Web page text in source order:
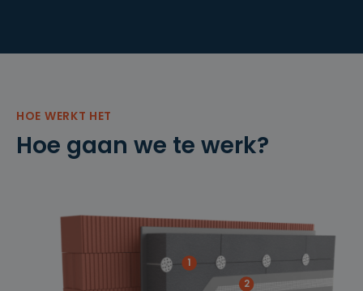
HOE WERKT HET
Hoe gaan we te werk?
1
2